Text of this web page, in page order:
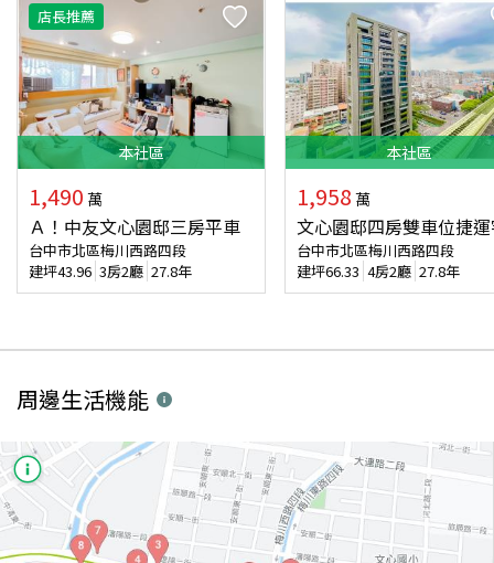
店長推薦
本社區
1,490 萬
Ａ！中友文心園邸三房平車
台中市北區梅川西路四段
建坪43.96 3房2廳 27.8年
本社區
1,958 萬
文心園邸四房雙車位捷
台中市北區梅川西路四段
建坪66.33 4房2廳 27.8年
周邊生活機能